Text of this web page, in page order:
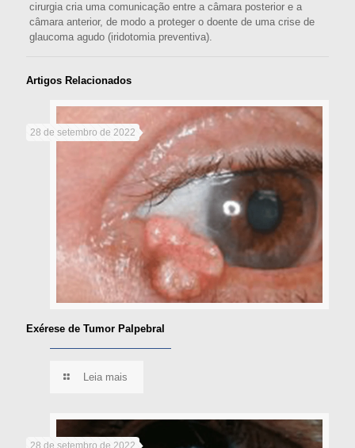
cirurgia cria uma comunicação entre a câmara posterior e a
câmara anterior, de modo a proteger o doente de uma crise de
glaucoma agudo (iridotomia preventiva).
Artigos Relacionados
28 de setembro de 2022
Exérese de Tumor Palpebral
Leia mais
28 de setembro de 2022